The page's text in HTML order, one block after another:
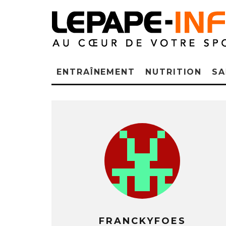
ENTRAÎNEMENT NUTRITION
FRANCKYFOES